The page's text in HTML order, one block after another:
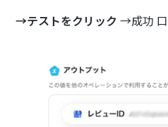
→テストをクリック→成功 口